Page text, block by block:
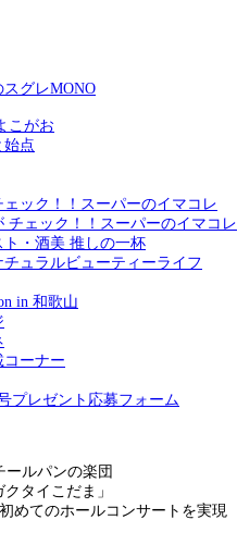
グレMONO
こがお
始点
ェック！！スーパーのイマコレ
チェック！！スーパーのイマコレ
ト・酒美 推しの一杯
ュラルビューティーライフ
in 和歌山
ーナー
プレゼント応募フォーム
ルパンの楽団
クタイこだま」
めてのホールコンサートを実現